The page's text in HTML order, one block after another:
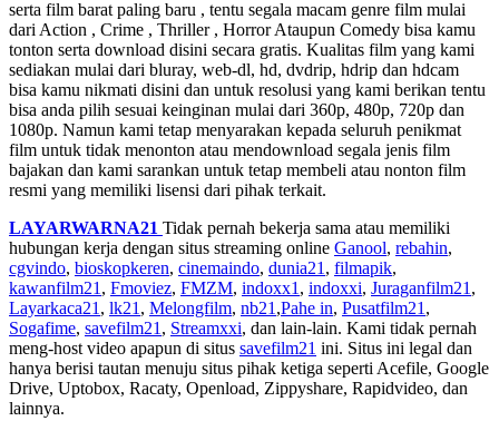
serta film barat paling baru , tentu segala macam genre film mulai
dari Action , Crime , Thriller , Horror Ataupun Comedy bisa kamu
tonton serta download disini secara gratis. Kualitas film yang kami
sediakan mulai dari bluray, web-dl, hd, dvdrip, hdrip dan hdcam
bisa kamu nikmati disini dan untuk resolusi yang kami berikan tentu
bisa anda pilih sesuai keinginan mulai dari 360p, 480p, 720p dan
1080p. Namun kami tetap menyarakan kepada seluruh penikmat
film untuk tidak menonton atau mendownload segala jenis film
bajakan dan kami sarankan untuk tetap membeli atau nonton film
resmi yang memiliki lisensi dari pihak terkait.
LAYARWARNA21 Tidak pernah bekerja sama atau memiliki
hubungan kerja dengan situs streaming online Ganool, rebahin,
cgvindo, bioskopkeren, cinemaindo, dunia21 , filmapik,
kawanfilm21 , Fmoviez, FMZM, indoxx1 , indoxxi, Juraganfilm21 ,
Layarkaca21 , lk21 , Melongfilm, nb21 ,Pahe in, Pusatfilm21 ,
Sogafime, savefilm21 , Streamxxi, dan lain-lain. Kami tidak pernah
meng-host video apapun di situs savefilm21 ini. Situs ini legal dan
hanya berisi tautan menuju situs pihak ketiga seperti Acefile, Google
Drive, Uptobox, Racaty, Openload, Zippyshare, Rapidvideo, dan
lainnya.